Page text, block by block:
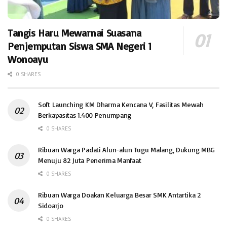
Tangis Haru Mewarnai Suasana
Penjemputan Siswa SMA Negeri 1
Wonoayu
0 SHARES
Soft Launching KM Dharma Kencana V, Fasilitas Mewah
Berkapasitas 1.400 Penumpang
0 SHARES
Ribuan Warga Padati Alun-alun Tugu Malang, Dukung MBG
Menuju 82 Juta Penerima Manfaat
0 SHARES
Ribuan Warga Doakan Keluarga Besar SMK Antartika 2
Sidoarjo
0 SHARES